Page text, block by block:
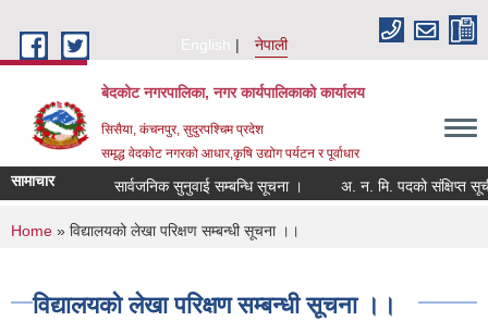
English
नेपाली
बेदकोट नगरपालिका, नगर कार्यपालिकाको कार्यालय
सिसैया, कंचनपुर, सुदुरपश्चिम प्रदेश
समृद्ध वेदकोट नगरको आधार,कृषि उद्योग पर्यटन र पूर्वाधार
सामाचार सार्वजनिक सुनुवाई सम्बन्धि सूचना ।
You are here
Home » विद्यालयको लेखा परिक्षण सम्बन्धी सूचना ।।
विद्यालयको लेखा परिक्षण सम्बन्धी सूचना ।।